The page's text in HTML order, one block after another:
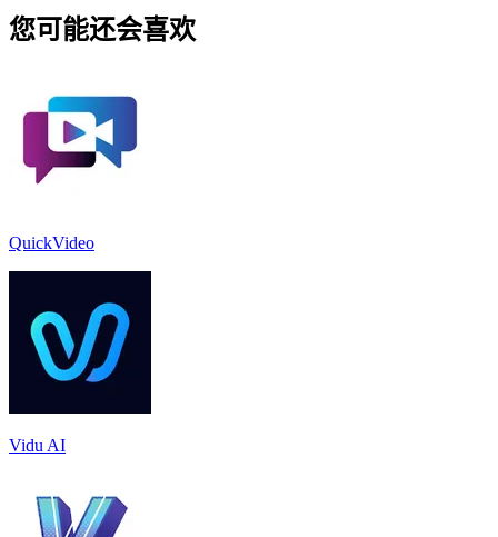
您可能还会喜欢
QuickVideo
Vidu AI